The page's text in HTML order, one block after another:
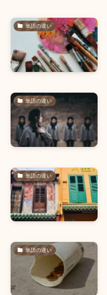
単語の違い
単語の違い
単語の違い
単語の違い